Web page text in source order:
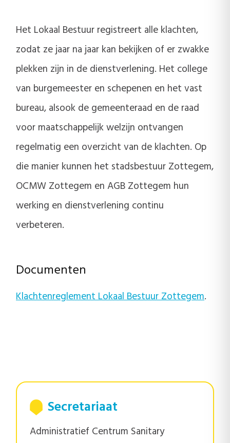
Het Lokaal Bestuur registreert alle klachten,
zodat ze jaar na jaar kan bekijken of er zwakke
plekken zijn in de dienstverlening. Het college
van burgemeester en schepenen en het vast
bureau, alsook de gemeenteraad en de raad
voor maatschappelijk welzijn ontvangen
regelmatig een overzicht van de klachten. Op
die manier kunnen het stadsbestuur Zottegem,
OCMW Zottegem en AGB Zottegem hun
werking en dienstverlening continu
verbeteren.
Documenten
Klachtenreglement Lokaal Bestuur Zottegem.
Secretariaat
Administratief Centrum Sanitary